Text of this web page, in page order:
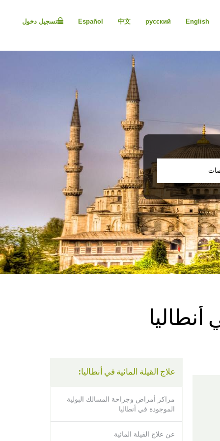
a
screen
reader;
Press
Control-
English
русский
中文
Español تسجيل دخول
علاج القيلة المائية في أنطاليا:
مراكز أمراض وجراحة المسالك البولية
الموجودة في أنطاليا
عن علاج القيلة المائية